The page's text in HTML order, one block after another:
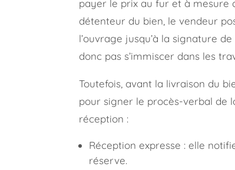
payer le prix au fur et à mesure
détenteur du bien, le vendeur
l’ouvrage jusqu’à la signature
donc pas s’immiscer dans les
Toutefois, avant la livraison du
pour signer le procès-verbal de
réception :
Réception expresse : elle
réserve.